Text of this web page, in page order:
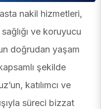
nakil hizmetleri,
ve koruyucu
doğrudan yaşam
şekilde
katılımcı ve
süreci bizzat